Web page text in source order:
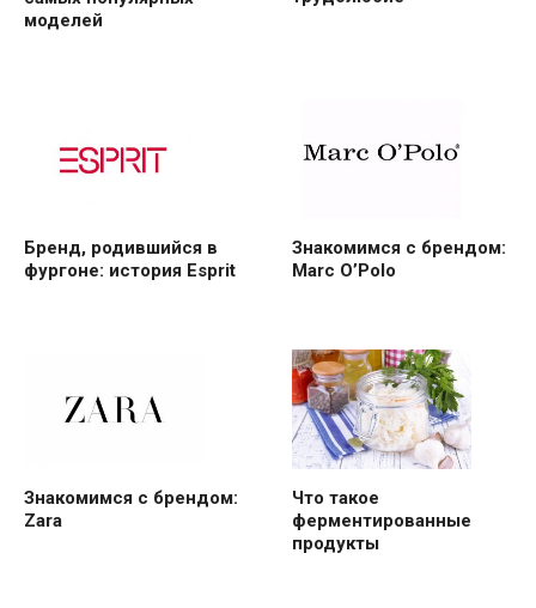
моделей
Бренд, родившийся в
фургоне: история Esprit
Знакомимся с брендом:
Marc O’Polo
Знакомимся с брендом:
Zara
Что такое
ферментированные
продукты